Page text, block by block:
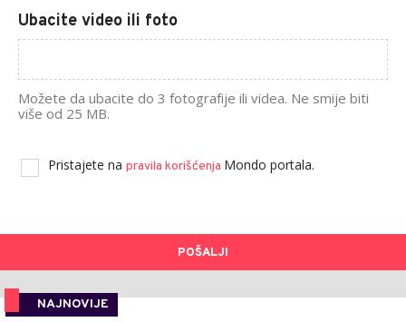
Ubacite video ili foto
Možete da ubacite do 3 fotografije ili videa. Ne smije biti
više od 25 MB.
Pristajete na pravila korišćenja Mondo portala.
POŠALJI
NAJNOVIJE